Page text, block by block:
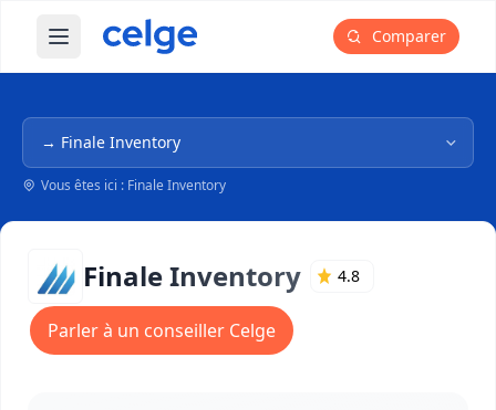
Ouvrir le menu principal Comparer
Navigation dans l'arborescence
Vous êtes ici : Finale Inventory
Finale Inventory 4.8
Parler à un conseiller Celge